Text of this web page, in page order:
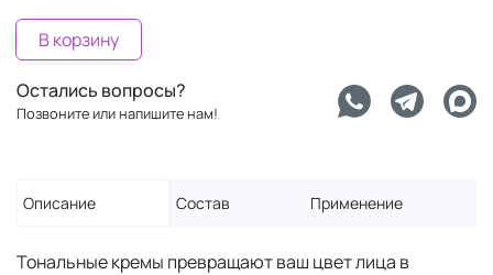
В корзину
Остались вопросы?
Позвоните или напишите нам!
Описание Состав Применение
Тональные кремы превращают ваш цвет лица в